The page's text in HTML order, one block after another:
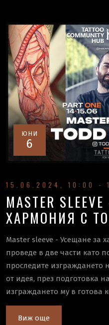
ЮНИ
6
15.06.2024, 10:00 -
MASTER
ХАРМОНИЯ С
Master sleeve - Усещане за
проведе в две части като
проследите изграждането
от идея, през подготовка
изграждането му в готова
Виж още